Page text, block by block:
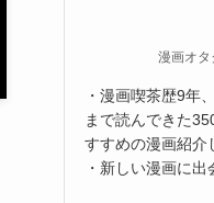
漫画オタ
・漫画喫茶歴9年
まで読んできた
すすめの漫画紹介
・新しい漫画に